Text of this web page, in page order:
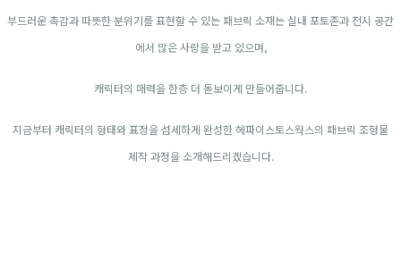
부드러운 촉감과 따뜻한 분위기를 표현할 수 있는 패브릭 소재는 실내 포토존과 전시 공간
에서 많은 사랑을 받고 있으며,
캐릭터의 매력을 한층 더 돋보이게 만들어줍니다.
지금부터 캐릭터의 형태와 표정을 섬세하게 완성한 헤파이스토스웍스의 패브릭 조형물
제작 과정을 소개해드리겠습니다.